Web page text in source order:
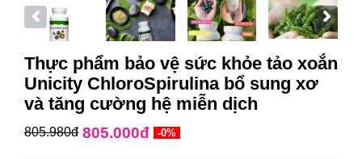
Thực phẩm bảo vệ sức khỏe tảo xoắn
Unicity ChloroSpirulina bổ sung xơ
và tăng cường hệ miễn dịch
805.980đ 805.000đ -0%